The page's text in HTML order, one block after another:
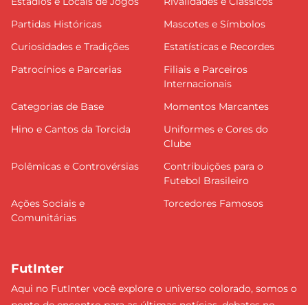
Partidas Históricas
Mascotes e Símbolos
Curiosidades e Tradições
Estatísticas e Recordes
Patrocínios e Parcerias
Filiais e Parceiros
Internacionais
Categorias de Base
Momentos Marcantes
Hino e Cantos da Torcida
Uniformes e Cores do
Clube
Polêmicas e Controvérsias
Contribuições para o
Futebol Brasileiro
Ações Sociais e
Comunitárias
Torcedores Famosos
FutInter
Aqui no FutInter você explore o universo colorado, somos o